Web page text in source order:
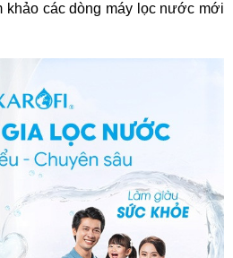
khảo các dòng máy lọc nước mới